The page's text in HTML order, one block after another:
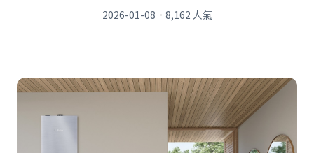
2026-01-08 · 8,162 人氣